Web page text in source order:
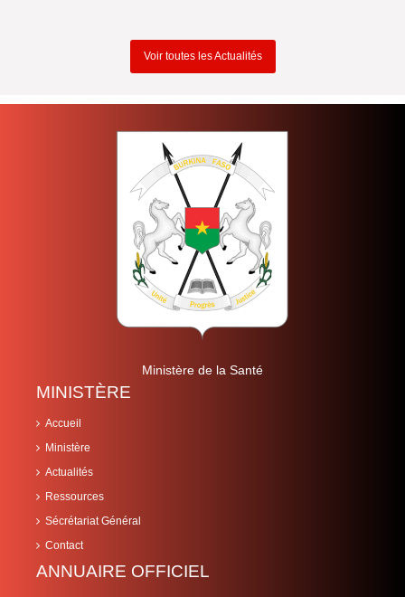
Voir toutes les Actualités
Ministère de la Santé
MINISTÈRE
Accueil
Ministère
Actualités
Ressources
Sécrétariat Général
Contact
ANNUAIRE OFFICIEL